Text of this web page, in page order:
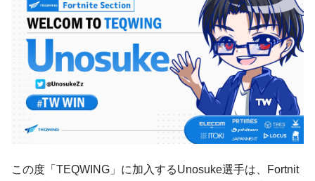
この度「TEQWING」に加入するUnosuke選手は、Fortnit